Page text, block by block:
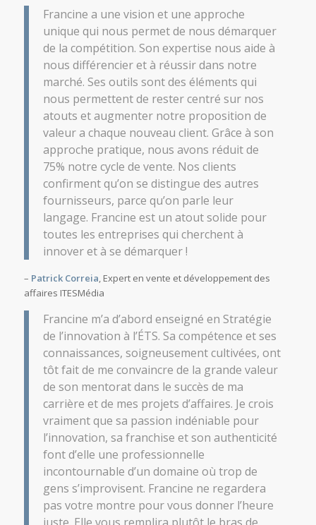
Francine a une vision et une approche
unique qui nous permet de nous démarquer
de la compétition. Son expertise nous aide à
nous différencier et à réussir dans notre
marché. Ses outils sont des éléments qui
nous permettent de rester centré sur nos
atouts et augmenter notre proposition de
valeur a chaque nouveau client. Grâce à son
approche pratique, nous avons réduit de
75% notre cycle de vente. Nos clients
confirment qu’on se distingue des autres
fournisseurs, parce qu’on parle leur
langage. Francine est un atout solide pour
toutes les entreprises qui cherchent à
innover et à se démarquer !
– Patrick Correia, Expert en vente et développement des
affaires ITESMédia
Francine m’a d’abord enseigné en Stratégie
de l’innovation à l’ÉTS. Sa compétence et ses
connaissances, soigneusement cultivées, ont
tôt fait de me convaincre de la grande valeur
de son mentorat dans le succès de ma
carrière et de mes projets d’affaires. Je crois
vraiment que sa passion indéniable pour
l’innovation, sa franchise et son authenticité
font d’elle une professionnelle
incontournable d’un domaine où trop de
gens s’improvisent. Francine ne regardera
pas votre montre pour vous donner l’heure